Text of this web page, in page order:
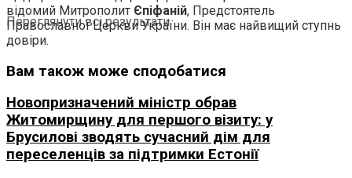
Переглянути всі результати
відомий Митрополит Єпіфаній, Предстоятель
Православної Церкви України. Він має найвищий ступнь
довіри.
Вам також може сподобатися
Новопризначений міністр обрав
Житомирщину для першого візиту: у
Брусилові зводять сучасний дім для
переселенців за підтримки Естонії